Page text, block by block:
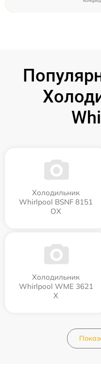
Холодильник
Whirlpool BSNF 8151
OX
Холодильник
Whirlpool WME 3621
X